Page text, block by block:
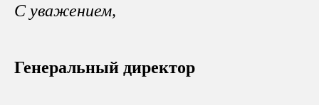
С уважением,
Генеральный директор